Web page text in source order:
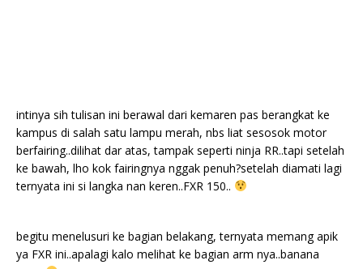
intinya sih tulisan ini berawal dari kemaren pas berangkat ke
kampus di salah satu lampu merah, nbs liat sesosok motor
berfairing..dilihat dar atas, tampak seperti ninja RR..tapi setelah
ke bawah, lho kok fairingnya nggak penuh?setelah diamati lagi
ternyata ini si langka nan keren..FXR 150..
begitu menelusuri ke bagian belakang, ternyata memang apik
ya FXR ini..apalagi kalo melihat ke bagian arm nya..banana